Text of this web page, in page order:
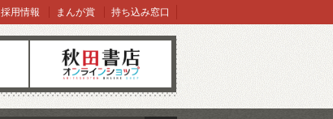
オンラインショップ
採用情報 まんが賞 持ち込み窓口